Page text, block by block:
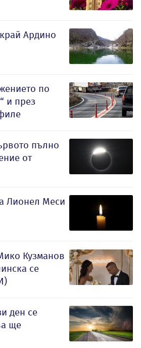
Ардино
по
и през
пълно
от
Лионел Меси
Кузманов
се
ден се
ще